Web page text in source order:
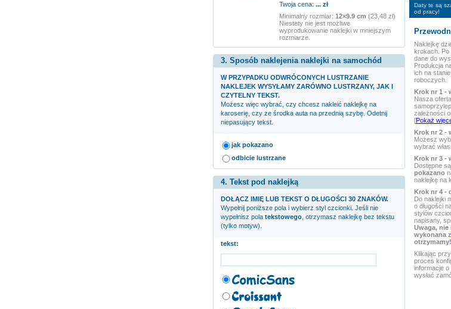
Daty te są
od pracy!
Naklejkę
krokach. Po
dane do
Produkcja
ich na
roboczych.
Krok nr 1 -
Nasza
zależności
[Pokaż
Krok nr 2 -
Możesz
wybrać
Krok nr 3 -
Dostępne
pokazano
naklejkę na
Krok nr 4 -
Do naklejki
o długości
stylów
napisany,
Uwaga, nie
wykonana
otrzymamy!
Klikając
proces
informacje o
wysłać
Twoja cena: ...zł
Minimalny rozmiar: 12×9.9 cm (23,48 zł)
Niestety nie jest możliwe
wyprodukowanie naklejki w mniejszym
rozmiarze.
3. Sposób naklejenia naklejki na samochód
W PRZYPADKU ODWRÓCONYCH LUSTRZANIE
NAKLEJEK WYSYŁAMY ZARÓWNO LUSTRZANY, JAK I
CZYTELNY TEKST.
Możesz więc wybrać, czy chcesz nakleić naklejkę na
karoserię, czy ze środka auta na przednią szybę. Odetnij
niepasujący tekst.
jak pokazano
odbicie lustrzane
4. Tekst pod naklejką
DOŁĄCZ IMIĘ LUB TEKST O DŁUGOŚCI 30 ZNAKÓW.
Wypełnij poniższe pola i wybierz styl czcionki. Jeśli nie
wypełnisz pola tekstowego, otrzymasz naklejkę bez tekstu
(tylko motyw).
tekst: